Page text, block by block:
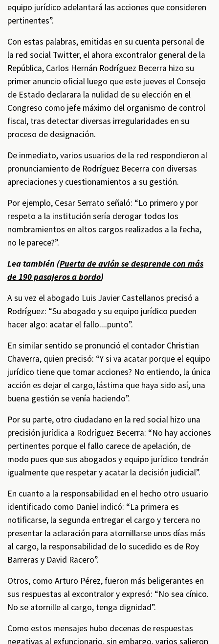
equipo jurídico adelantará las acciones que consideren
pertinentes”.
Con estas palabras, emitidas en su cuenta personal de
la red social Twitter, el ahora excontralor general de la
República, Carlos Hernán Rodríguez Becerra hizo su
primer anuncio oficial luego que este jueves el Consejo
de Estado declarara la nulidad de su elección en el
Congreso como jefe máximo del organismo de control
fiscal, tras detectar diversas irregularidades en su
proceso de designación.
De inmediato, varios usuarios de la red respondieron al
pronunciamiento de Rodríguez Becerra con diversas
apreciaciones y cuestionamientos a su gestión.
Por ejemplo, Cesar Serrato señaló: “Lo primero y por
respeto a la institución sería derogar todos los
nombramientos en altos cargos realizados a la fecha,
no le parece?”.
Lea también (Puerta de avión se desprende con más
de 190 pasajeros a bordo)
A su vez el abogado Luis Javier Castellanos precisó a
Rodríguez: “Su abogado y su equipo jurídico pueden
hacer algo: acatar el fallo....punto”.
En similar sentido se pronunció el contador Christian
Chaverra, quien precisó: “Y si va acatar porque el equipo
jurídico tiene que tomar acciones? No entiendo, la única
acción es dejar el cargo, lástima que haya sido así, una
buena gestión se venía haciendo”.
Por su parte, otro ciudadano en la red social hizo una
precisión jurídica a Rodríguez Becerra: “No hay acciones
pertinentes porque el fallo carece de apelación, de
modo pues que sus abogados y equipo jurídico tendrán
igualmente que respetar y acatar la decisión judicial”.
En cuanto a la responsabilidad en el hecho otro usuario
identificado como Daniel indicó: “La primera es
notificarse, la segunda entregar el cargo y tercera no
presentar la aclaración para atornillarse unos días más
al cargo, la responsabilidad de lo sucedido es de Roy
Barreras y David Racero”.
Otros, como Arturo Pérez, fueron más beligerantes en
sus respuestas al excontralor y expresó: “No sea cínico.
No se atornille al cargo, tenga dignidad”.
Como estos mensajes hubo decenas de respuestas
negativas al exfuncionario, sin embargo, varios salieron